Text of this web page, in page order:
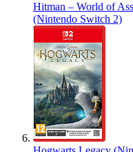
Hitman – World of
(Nintendo Switch 2)